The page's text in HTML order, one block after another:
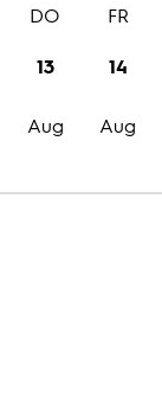
13
Aug
DO
14
Aug
FR